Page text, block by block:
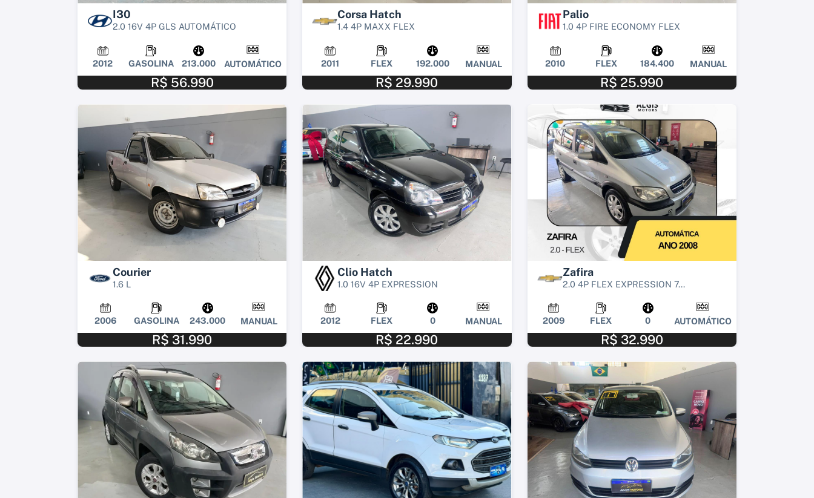
I30
2.0 16V 4P GLS AUTOMÁTICO
2012 GASOLINA 213.000 AUTOMÁTICO
R$ 56.990
Corsa Hatch
1.4 4P MAXX FLEX
2011 FLEX 192.000 MANUAL
R$ 29.990
Palio
1.0 4P FIRE ECONOMY FLEX
2010 FLEX 184.400 MANUAL
R$ 25.990
Courier
1.6 L
2006 GASOLINA 243.000 MANUAL
R$ 31.990
Clio Hatch
1.0 16V 4P EXPRESSION
2012 FLEX 0 MANUAL
R$ 22.990
Zafira
2.0 4P FLEX EXPRESSION 7...
2009 FLEX 0 AUTOMÁTICO
R$ 32.990